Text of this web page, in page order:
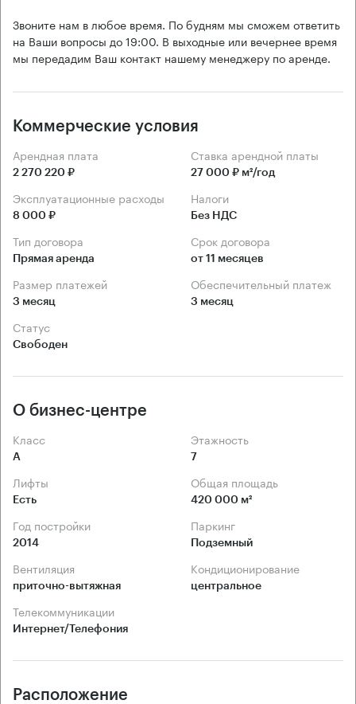
Звоните нам в любое время. По будням мы сможем ответить
на Ваши вопросы до 19:00. В выходные или вечернее время
мы передадим Ваш контакт нашему менеджеру по аренде.
Коммерческие условия
Арендная плата
2 270 220 ₽
Ставка арендной платы
27 000 ₽ м²/год
Эксплуатационные расходы
8 000 ₽
Налоги
Без НДС
Тип договора
Прямая аренда
Срок договора
от 11 месяцев
Размер платежей
3 месяц
Обеспечительный платеж
3 месяц
Статус
Свободен
О бизнес-центре
Класс
А
Этажность
7
Лифты
Есть
Общая площадь
420 000 м²
Год постройки
2014
Паркинг
Подземный
Вентиляция
приточно-вытяжная
Кондиционирование
центральное
Телекоммуникации
Интернет/Телефония
Расположение